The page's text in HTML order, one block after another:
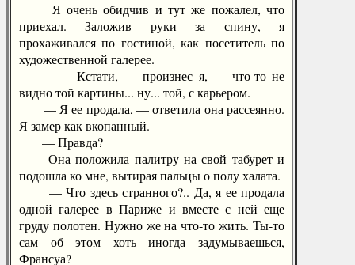
Я очень обидчив и тут же пожалел, что
приехал. Заложив руки за спину, я
прохаживался по гостиной, как посетитель по
художественной галерее.
— Кстати, — произнес я, — что-то не
видно той картины... ну... той, с карьером.
— Я ее продала, — ответила она рассеянно.
Я замер как вкопанный.
— Правда?
Она положила палитру на свой табурет и
подошла ко мне, вытирая пальцы о полу халата.
— Что здесь странного?.. Да, я ее продала
одной галерее в Париже и вместе с ней еще
груду полотен. Нужно же на что-то жить. Ты-то
сам об этом хоть иногда задумываешься,
Франсуа?